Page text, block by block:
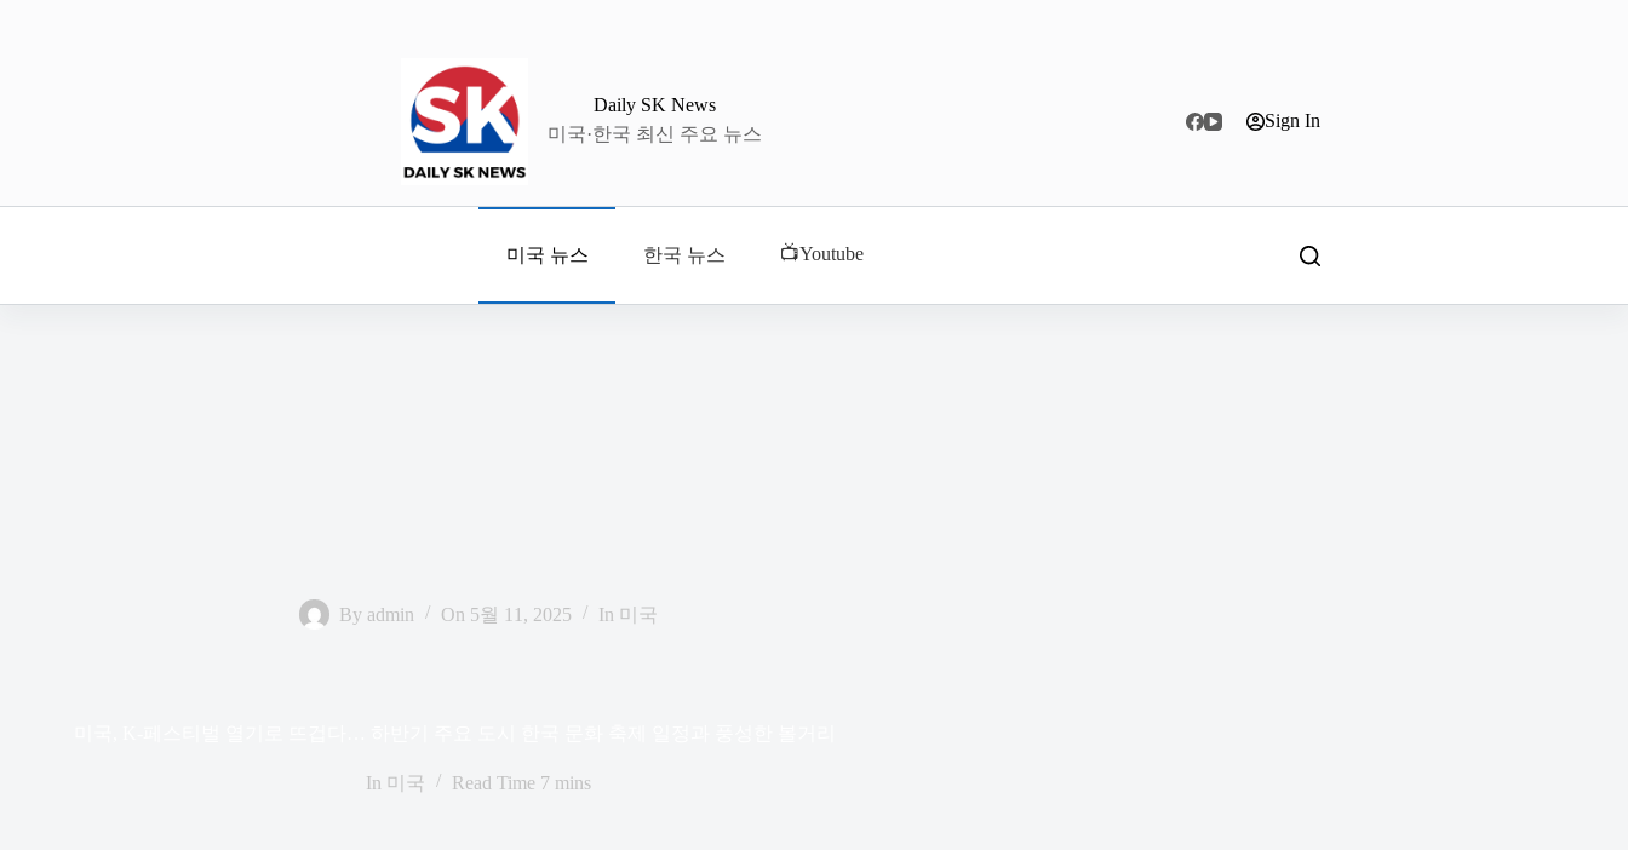
Daily SK News
미국·한국 최신 주요 뉴스
Sign In
미국 뉴스 한국 뉴스 📺Youtube
By admin On 5월 11, 2025 In 미국
In 미국 Read Time 7 mins